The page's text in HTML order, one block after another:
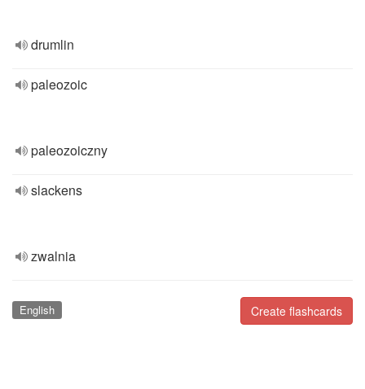
drumlin
paleozoic
paleozoiczny
slackens
zwalnia
Create flashcards
English